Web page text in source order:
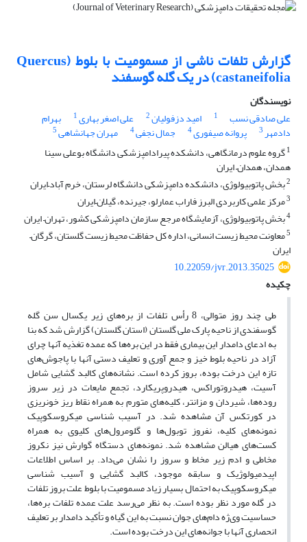
گزارش تلفات ناشی از مسمومیت با بلوط (Quercus
castaneifolia) در یک گله گوسفند
نویسندگان
علی صادقی نسب
1 امید دزفولیان2 علی اصغر بهاری1 بهرام
دادمهر3 پروانه صیفوری4 جمال نجفی4 مهران جهانشاهی5
1گروه علوم درمانگاهی، دانشکده پیرادامپزشکی دانشگاه بوعلی سینا
همدان، همدان– ایران
2بخش پاتوبیولوژی، دانشکده دامپزشکی دانشگاه لرستان، خرم آباد–ایران
3مرکز علمی کاربردی البرز فاراب عمارلو، جیرنده، گیلان–ایران
4بخش پاتوبیولوژی، آزمایشگاه مرجع سازمان دامپزشکی کشور، تهران– ایران
5معاونت محیط زیست انسانی، اداره کل حفاظت محیط زیست گلستان، گرگان–
ایران
10.22059/jvr.2013.35025
چکیده
طی چند روز متوالی، 8 رأس تلفات از بره‌های زیر یکسال سن گله
گوسفندی از ناحیه پارک ملی گلستان (استان گلستان) گزارش شد که بنا
به ادعای دامدار این بیماری فقط در این بره‌ها که عمده تغذیه آنها چرای
آزاد در ناحیه بلوط خیز و جمع آوری و تعلیف دستی آنها با پاجوش‌های
تازه این درخت بوده، بروز کرده است. نشانه‌های کالبد گشایی شامل
آسیت، هیدروتوراکس، هیدروپریکارد، تجمع مایعات در زیر سروز
روده‌ها، شیردان و مزانتر، کلیه‌های متورم به همراه نقاط ریز خونریزی
در کورتکس آن مشاهده شد. در آسیب شناسی میکروسکوپیک
نمونه‌های کلیه، نفروز توبول‌ها و گلومرول‌های کلیوی به همراه
کست‌های هیالن مشاهده شد. نمونه‌های دستگاه گوارش نیز نکروز
مخاطی و ادم زیر مخاط و سروز را نشان می‌داد. بر اساس اطلاعات
اپیدمیولوژیک و سابقه موجود، کالبد گشایی و آسیب شناسی
میکروسکوپیک به احتمال بسیار زیاد مسمومیت با بلوط علت بروز تلفات
در گله مورد نظر بوده است. به نظر می‌رسد علت عمده تلفات بره‌ها،
حساسیت وی‌ژه دام‌های جوان نسبت به این گیاه و تأکید دامدار بر تعلیف
انحصاری آنها با جوانه‌های این درخت بوده است.